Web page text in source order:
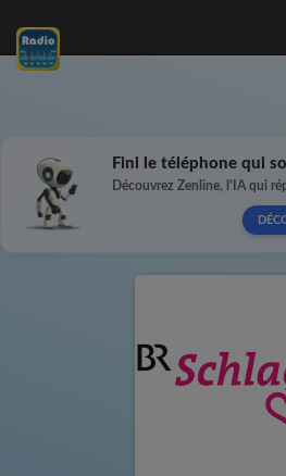
Fini le téléphone qui
Découvrez Zenline, l'IA qui